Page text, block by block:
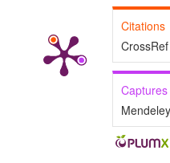
Citations
Captures